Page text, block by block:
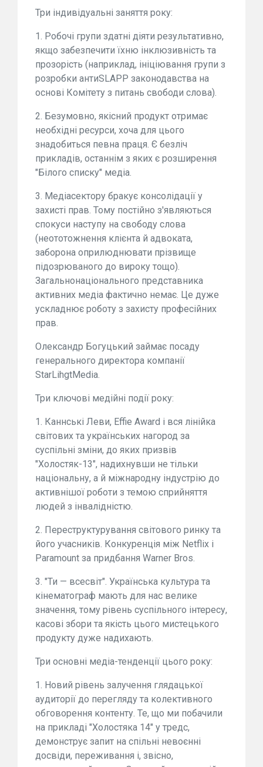
Три індивідуальні заняття року:
1. Робочі групи здатні діяти результативно,
якщо забезпечити їхню інклюзивність та
прозорість (наприклад, ініціювання групи з
розробки антиSLAPP законодавства на
основі Комітету з питань свободи слова).
2. Безумовно, якісний продукт отримає
необхідні ресурси, хоча для цього
знадобиться певна праця. Є безліч
прикладів, останнім з яких є розширення
"Білого списку" медіа.
3.⁠ ⁠Медіасектору бракує консолідації у
захисті прав. Тому постійно з'являються
спокуси наступу на свободу слова
(неототожнення клієнта й адвоката,
заборона оприлюднювати прізвище
підозрюваного до вироку тощо).
Загальнонаціонального представника
активних медіа фактично немає. Це дуже
ускладнює роботу з захисту професійних
прав.
Олександр Богуцький займає посаду
генерального директора компанії
StarLihgtMedia.
Три ключові медійні події року:
1. Каннські Леви, Effie Award і вся лінійка
світових та українських нагород за
суспільні зміни, до яких призвів
"Холостяк-13", надихнувши не тільки
національну, а й міжнародну індустрію до
активнішої роботи з темою сприйняття
людей з інвалідністю.
2. Переструктурування світового ринку та
його учасників. Конкуренція між Netflix і
Paramount за придбання Warner Bros.
3. "Ти — всесвіт". Українська культура та
кінематограф мають для нас велике
значення, тому рівень суспільного інтересу,
касові збори та якість цього мистецького
продукту дуже надихають.
Три основні медіа-тенденції цього року:
1. Новий рівень залучення глядацької
аудиторії до перегляду та колективного
обговорення контенту. Те, що ми побачили
на прикладі "Холостяка 14" у тредс,
демонструє запит на спільні невоєнні
досвіди, переживання і, звісно,